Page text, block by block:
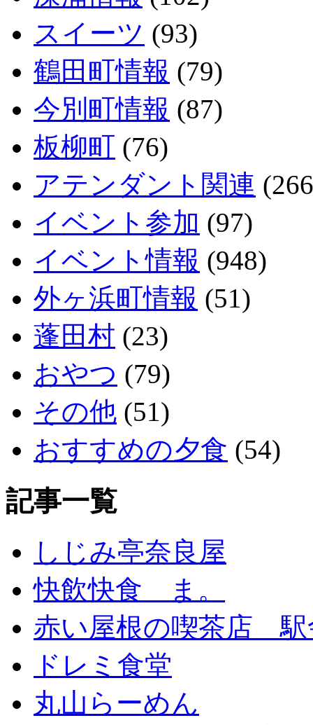
スイーツ (93)
鶴田町情報 (79)
今別町情報 (87)
板柳町 (76)
アテンダント関連
イベント参加 (97)
イベント情報 (948)
外ヶ浜町情報 (51)
蓬田村 (23)
おやつ (79)
その他 (51)
おすすめの夕食 (54)
記事一覧
しじみ亭奈良屋
快飲快食 ま。
赤い屋根の喫茶店 駅
ドレミ食堂
丸山らーめん